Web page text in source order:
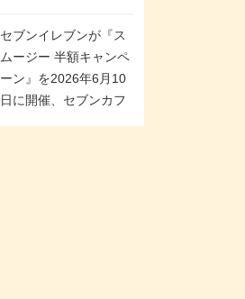
合格「金のハンバー
グ」。満場一致合格数
は6商品、合格数は2商
品。TVerでの見逃し配
セブンイレブンが『ス
ムージー 半額キャンペ
ーン』を2026年6月10
日に開催、セブンカフ